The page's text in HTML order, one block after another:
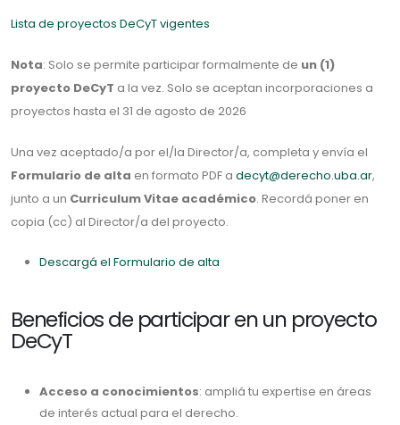
Lista de proyectos DeCyT vigentes
Nota: Solo se permite participar formalmente de un (1)
proyecto DeCyT a la vez. Solo se aceptan incorporaciones a
proyectos hasta el 31 de agosto de 2026
Una vez aceptado/a por el/la Director/a, completa y envía el
Formulario de alta en formato PDF a decyt@derecho.uba.ar,
junto a un Curriculum Vitae académico. Recordá poner en
copia (cc) al Director/a del proyecto.
Descargá el Formulario de alta
Beneficios de participar en un proyecto
DeCyT
Acceso a conocimientos: ampliá tu expertise en áreas
de interés actual para el derecho.